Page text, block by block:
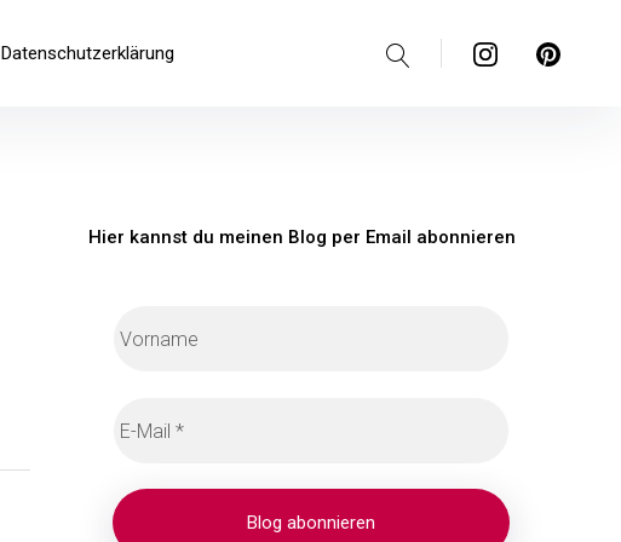
Datenschutzerklärung InstagramPinterest
Hier kannst du meinen Blog per Email abonnieren